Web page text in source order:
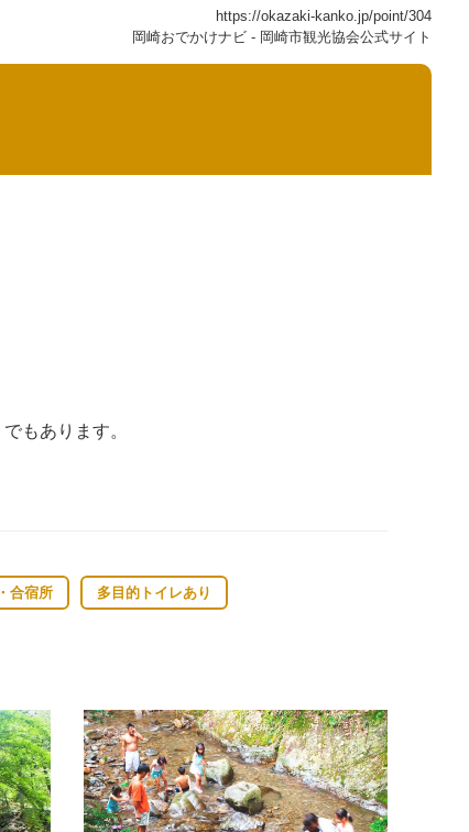
https://okazaki-kanko.jp/point/304
岡崎おでかけナビ - 岡崎市観光協会公式サイト
もあります。
合宿所 多目的トイレあり